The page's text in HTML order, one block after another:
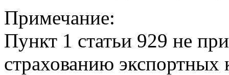
Примечание:
Пункт 1 статьи 929 не
страхованию экспортных